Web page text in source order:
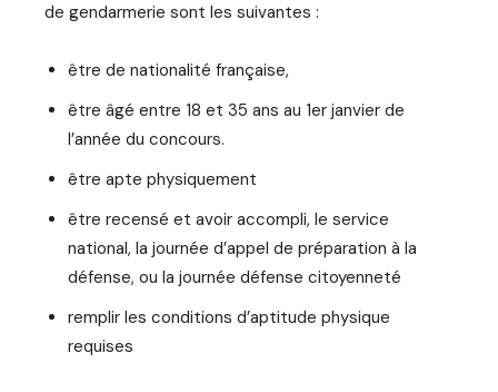
de gendarmerie sont les suivantes :
être de nationalité française,
être âgé entre 18 et 35 ans au 1er janvier de
l’année du concours.
être apte physiquement
être recensé et avoir accompli, le service
national, la journée d’appel de préparation à la
défense, ou la journée défense citoyenneté
remplir les conditions d’aptitude physique
requises